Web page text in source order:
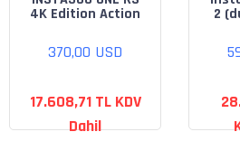
4K Edition Action
370,00 USD
17.608,71 TL KDV
Dahil
2